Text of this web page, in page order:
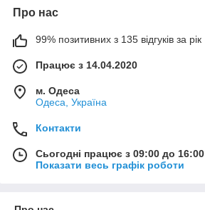
Про нас
99% позитивних з 135 відгуків за рік
Працює з 14.04.2020
м. Одеса
Одеса, Україна
Контакти
Сьогодні працює з 09:00 до 16:00
Показати весь графік роботи